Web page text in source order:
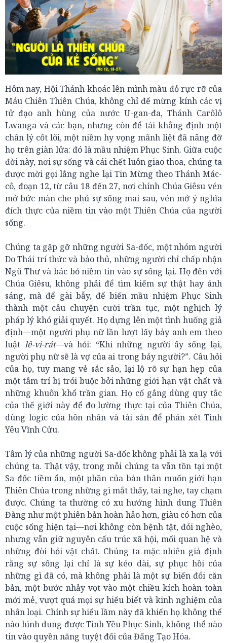
Hôm nay, Hội Thánh khoác lên mình màu đỏ rực rỡ của
Máu Chiên Thiên Chúa, không chỉ để mừng kính các vị
tử đạo anh hùng của nước U-gan-đa, Thánh Carôlô
Lwanga và các bạn, nhưng còn để tái khẳng định một
chân lý cốt lõi, một niềm hy vọng mãnh liệt đã nâng đỡ
họ trên giàn lửa: đó là mầu nhiệm Phục Sinh. Giữa cuộc
đời này, nơi sự sống và cái chết luôn giao thoa, chúng ta
được mời gọi lắng nghe lại Tin Mừng theo Thánh Mác-
cô, đoạn 12, từ câu 18 đến 27, nơi chính Chúa Giêsu vén
mở bức màn che phủ sự sống mai sau, vén mở ý nghĩa
đích thực của niềm tin vào một Thiên Chúa của người
sống.
Chúng ta gặp gỡ những người Sa-đốc, một nhóm người
Do Thái trí thức và bảo thủ, những người chỉ chấp nhận
Ngũ Thư và bác bỏ niềm tin vào sự sống lại. Họ đến với
Chúa Giêsu, không phải để tìm kiếm sự thật hay ánh
sáng, mà để gài bẫy, để biến mầu nhiệm Phục Sinh
thành một câu chuyện cười trần tục, một nghịch lý
pháp lý khó giải quyết. Họ dựng lên một tình huống giả
định—một người phụ nữ lần lượt lấy bảy anh em theo
luật lê-vi-rát—và hỏi: “Khi những người ấy sống lại,
người phụ nữ sẽ là vợ của ai trong bảy người?”. Câu hỏi
của họ, tuy mang vẻ sắc sảo, lại lộ rõ sự hạn hẹp của
một tâm trí bị trói buộc bởi những giới hạn vật chất và
những khuôn khổ trần gian. Họ cố gắng dùng quy tắc
của thế giới này để đo lường thực tại của Thiên Chúa,
dùng logic của hôn nhân và tài sản để phán xét Tình
Yêu Vĩnh Cửu.
Tâm lý của những người Sa-đốc không phải là xa lạ với
chúng ta. Thật vậy, trong mỗi chúng ta vẫn tồn tại một
Sa-đốc tiềm ẩn, một phần của bản thân muốn giới hạn
Thiên Chúa trong những gì mắt thấy, tai nghe, tay chạm
được. Chúng ta thường có xu hướng hình dung Thiên
Đàng như một phiên bản hoàn hảo hơn, giàu có hơn của
cuộc sống hiện tại—nơi không còn bệnh tật, đói nghèo,
nhưng vẫn giữ nguyên cấu trúc xã hội, mối quan hệ và
những đòi hỏi vật chất. Chúng ta mặc nhiên giả định
rằng sự sống lại chỉ là sự kéo dài, sự phục hồi của
những gì đã có, mà không phải là một sự biến đổi căn
bản, một bước nhảy vọt vào một chiều kích hoàn toàn
mới mẻ, vượt quá mọi sự hiểu biết và kinh nghiệm của
nhân loại. Chính sự hiểu lầm này đã khiến họ không thể
nào hình dung được Tình Yêu Phục Sinh, không thể nào
tin vào quyền năng tuyệt đối của Đấng Tạo Hóa.